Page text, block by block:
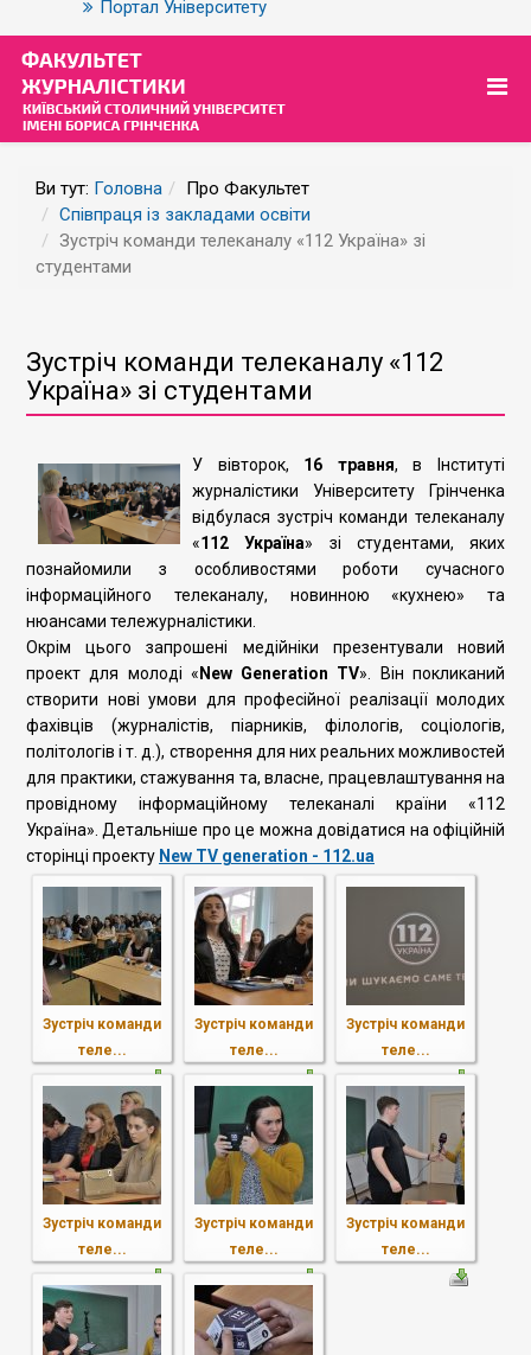
Портал Університету
Ви тут: Головна
Про Факультет
Співпраця із закладами освіти
Зустріч команди телеканалу «112 Україна» зі
студентами
Зустріч команди телеканалу «112
Україна» зі студентами
У вівторок, 16 травня, в Інституті
журналістики Університету Грінченка
відбулася зустріч команди телеканалу
«112 Україна» зі студентами, яких
познайомили з особливостями роботи сучасного
інформаційного телеканалу, новинною «кухнею» та
нюансами тележурналістики.
Окрім цього запрошені медійніки презентували новий
проект для молоді « New Generation TV». Він покликаний
створити нові умови для професійної реалізації молодих
фахівців (журналістів, піарників, філологів, соціологів,
політологів і т. д.), створення для них реальних можливостей
для практики, стажування та, власне, працевлаштування на
провідному інформаційному телеканалі країни «112
Україна». Детальніше про це можна довідатися на офіційній
сторінці проекту New TV generation - 112.ua
Зустріч команди
теле...
Зустріч команди
теле...
Зустріч команди
теле...
Зустріч команди
теле...
Зустріч команди
теле...
Зустріч команди
теле...